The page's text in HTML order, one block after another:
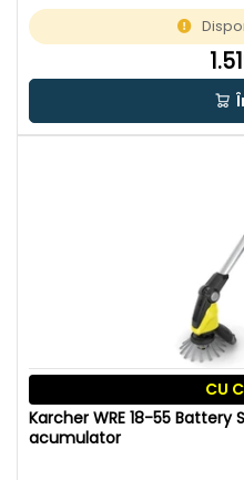
CU
Karcher WRE 18-55
acumulator